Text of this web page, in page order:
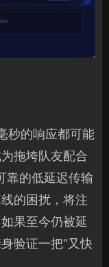
秒的响应都可能
拖垮队友配合
靠的低延迟传输
的困扰，将注
果至今仍被延
验证一把“又快